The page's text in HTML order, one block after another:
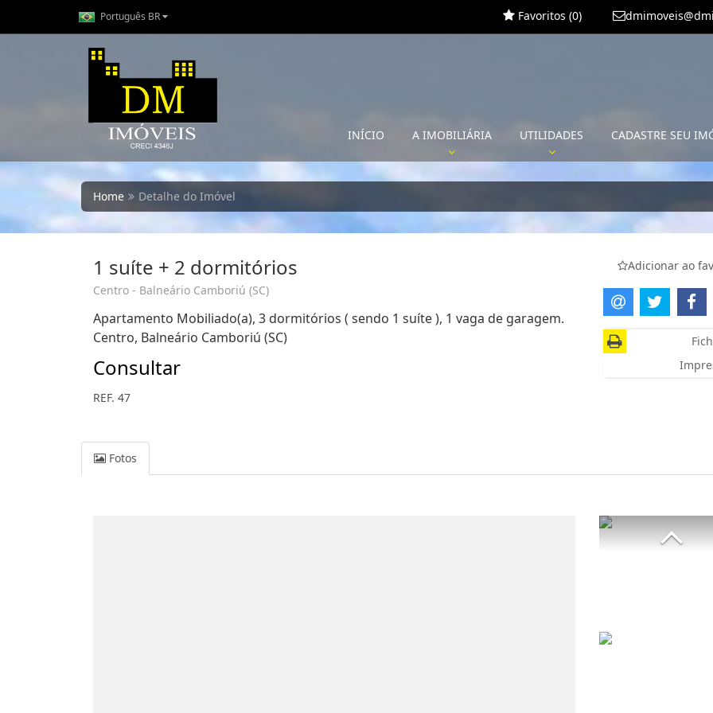
Português BR Favoritos (0)
INÍCIO A IMOBILIÁRIA UTILIDADES CADASTRE SEU
Home Detalhe do Imóvel
1 suíte + 2 dormitórios
Centro - Balneário Camboriú (SC)
Apartamento Mobiliado(a), 3 dormitórios ( sendo 1 suíte ), 1 vaga de garagem.
Centro, Balneário Camboriú (SC)
Consultar
REF. 47
Adicionar ao
Fotos